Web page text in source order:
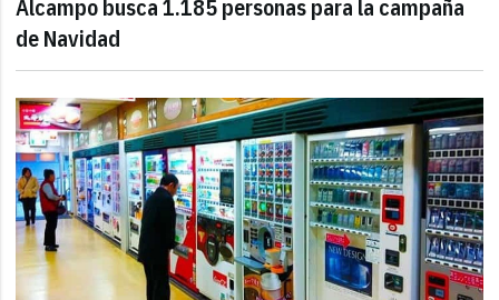
Alcampo busca 1.185 personas para la campaña
de Navidad